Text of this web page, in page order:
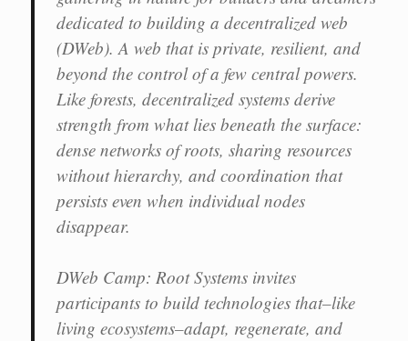
dedicated to building a decentralized web
(DWeb). A web that is private, resilient, and
beyond the control of a few central powers.
Like forests, decentralized systems derive
strength from what lies beneath the surface:
dense networks of roots, sharing resources
without hierarchy, and coordination that
persists even when individual nodes
disappear.
DWeb Camp: Root Systems invites
participants to build technologies that–like
living ecosystems–adapt, regenerate, and